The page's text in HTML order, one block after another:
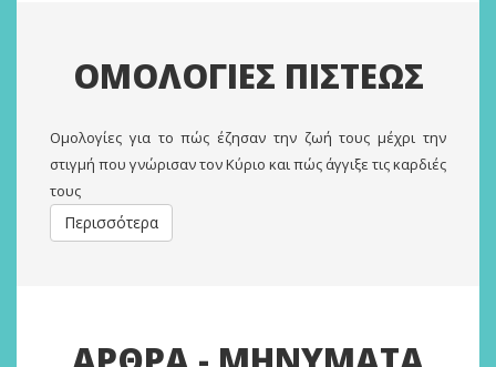
ΟΜΟΛΟΓΙΕΣ ΠΙΣΤΕΩΣ
Oμολογίες για το πώς έζησαν την ζωή τους μέχρι την
στιγμή που γνώρισαν τον Κύριο και πώς άγγιξε τις καρδιές
τους
Περισσότερα